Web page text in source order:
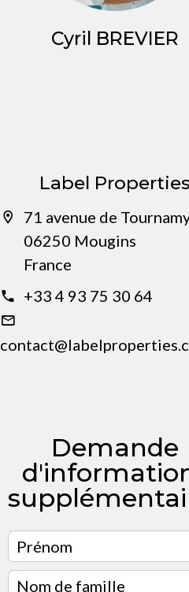
Cyril BREVIER
Label Properties
71 avenue de
06250 Mougins
France
+33 4 93 75 30 64
Demande